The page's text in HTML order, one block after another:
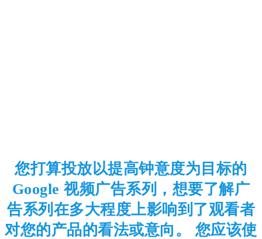
您打算投放以提高钟意度为目标的
Google 视频广告系列，想要了解广
告系列在多大程度上影响到了观看者
对您的产品的看法或意向。 您应该使